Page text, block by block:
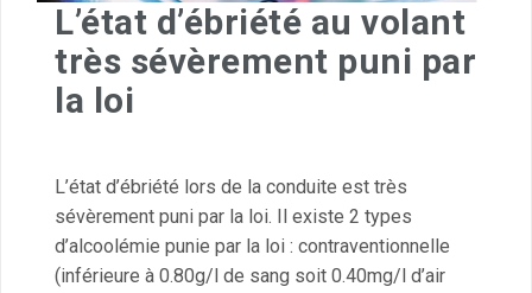
L’état d’ébriété au volant
très sévèrement puni par
la loi
L’état d’ébriété lors de la conduite est très
sévèrement puni par la loi. Il existe 2 types
d’alcoolémie punie par la loi : contraventionnelle
(inférieure à 0.80g/l de sang soit 0.40mg/l d’air